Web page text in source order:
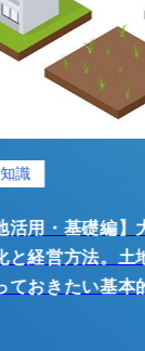
のは目的の
を始める前
イントと